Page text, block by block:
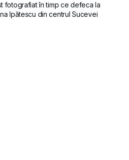
fotografiat în timp ce defeca la
Ipătescu din centrul Sucevei